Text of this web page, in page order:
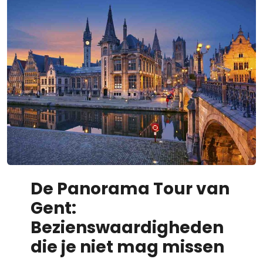
De Panorama Tour van
Gent:
Bezienswaardigheden
die je niet mag missen